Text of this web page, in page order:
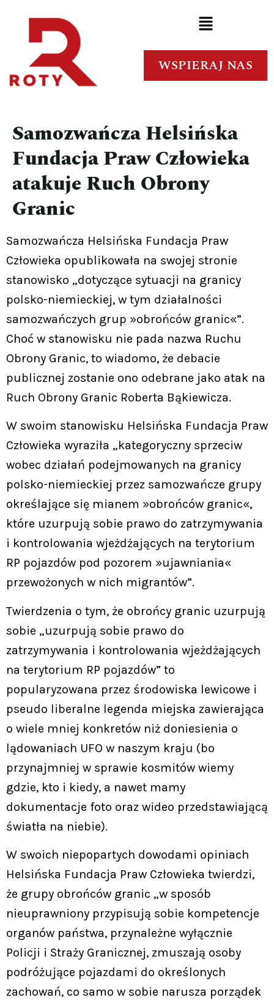
WSPIERAJ NAS
Samozwańcza Helsińska
Fundacja Praw Człowieka
atakuje Ruch Obrony
Granic
Samozwańcza Helsińska Fundacja Praw
Człowieka opublikowała na swojej stronie
stanowisko „dotyczące sytuacji na granicy
polsko-niemieckiej, w tym działalności
samozwańczych grup »obrońców granic«”.
Choć w stanowisku nie pada nazwa Ruchu
Obrony Granic, to wiadomo, że debacie
publicznej zostanie ono odebrane jako atak na
Ruch Obrony Granic Roberta Bąkiewicza.
W swoim stanowisku Helsińska Fundacja Praw
Człowieka wyraziła „kategoryczny sprzeciw
wobec działań podejmowanych na granicy
polsko-niemieckiej przez samozwańcze grupy
określające się mianem »obrońców granic«,
które uzurpują sobie prawo do zatrzymywania
i kontrolowania wjeżdżających na terytorium
RP pojazdów pod pozorem »ujawniania«
przewożonych w nich migrantów”.
Twierdzenia o tym, że obrońcy granic uzurpują
sobie „uzurpują sobie prawo do
zatrzymywania i kontrolowania wjeżdżających
na terytorium RP pojazdów” to
popularyzowana przez środowiska lewicowe i
pseudo liberalne legenda miejska zawierająca
o wiele mniej konkretów niż doniesienia o
lądowaniach UFO w naszym kraju (bo
przynajmniej w sprawie kosmitów wiemy
gdzie, kto i kiedy, a nawet mamy
dokumentacje foto oraz wideo przedstawiającą
światła na niebie).
W swoich niepopartych dowodami opiniach
Helsińska Fundacja Praw Człowieka twierdzi,
że grupy obrońców granic „w sposób
nieuprawniony przypisują sobie kompetencje
organów państwa, przynależne wyłącznie
Policji i Straży Granicznej, zmuszają osoby
podróżujące pojazdami do określonych
zachowań, co samo w sobie narusza porządek